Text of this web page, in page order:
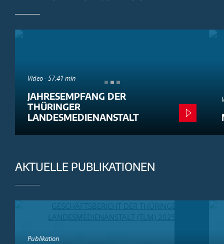
Video - 57:41 min
JAHRESEMPFANG DER
THÜRINGER
LANDESMEDIENANSTALT
AKTUELLE PUBLIKATIONEN
Publikation